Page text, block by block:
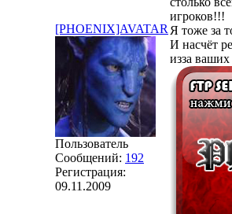
[PHOENIX]AVATAR
Пользователь
Сообщений: 192
Регистрация:
09.11.2009
игроков!!!
Я тоже за
И насчёт
изза